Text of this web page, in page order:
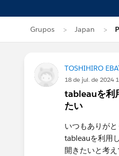
Grupos Japan
TOSHIHIRO
18 de jul. de 2024
tableauを利
たい
いつもありがと
tableauを利用
開きたいと考え